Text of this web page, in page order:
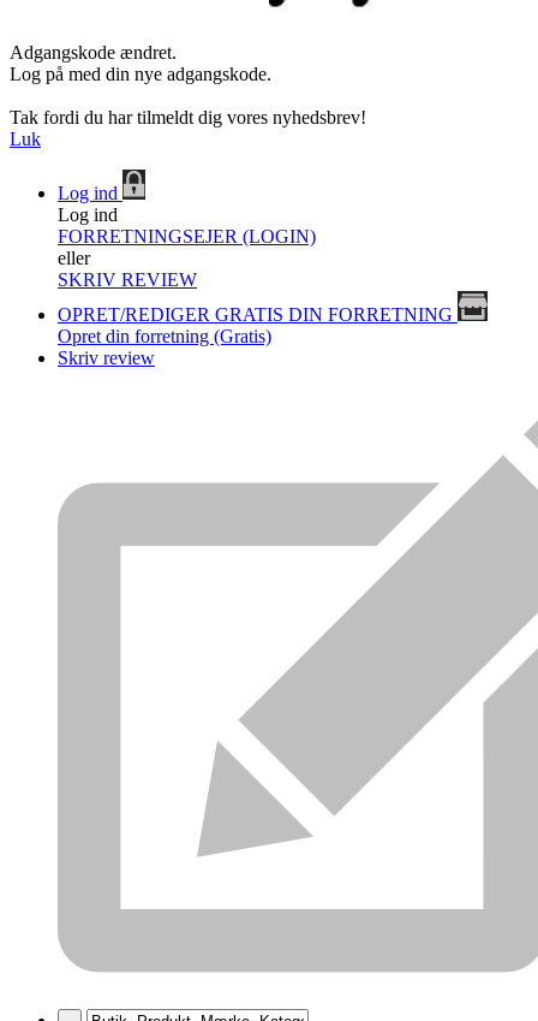
Adgangskode ændret.
Log på med din nye adgangskode.
Tak fordi du har tilmeldt dig vores nyhedsbrev!
Luk
Log ind
Log ind
FORRETNINGSEJER (LOGIN)
eller
SKRIV REVIEW
OPRET/REDIGER GRATIS DIN FORRETNING
Opret din forretning (Gratis)
Skriv review